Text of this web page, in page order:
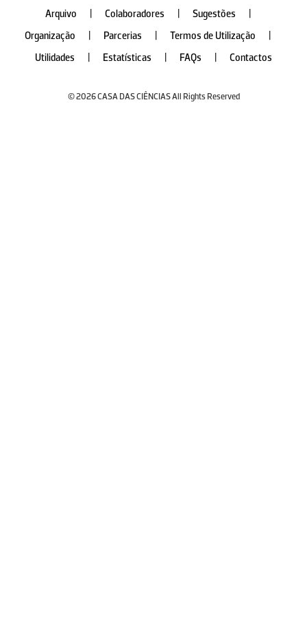
Arquivo Colaboradores Sugestões
Organização
Parcerias Termos de Utilização
Utilidades
Estatísticas FAQs Contactos
© 2026 CASA DAS CIÊNCIAS All Rights Reserved